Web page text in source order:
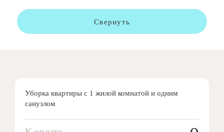
Свернуть
Уборка квартиры с 1 жилой комнатой и одним
санузлом